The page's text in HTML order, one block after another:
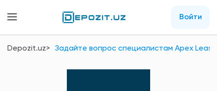
Войти
Depozit.uz Задайте вопрос специалистам Apex